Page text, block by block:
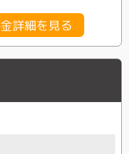
詳細を見る